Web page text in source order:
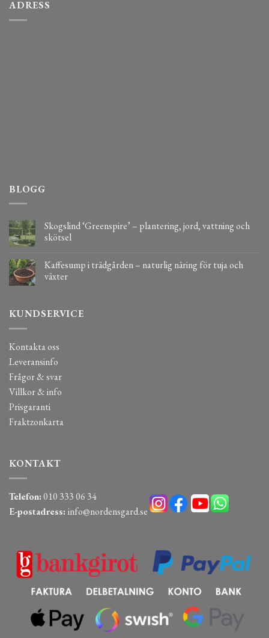
ADRESS
BLOGG
Skogslind ‘Greenspire’ – plantering, jord, vattning och
skötsel
Kaffesump i trädgården – naturlig näring för tuja och
växter
KUNDSERVICE
Kontakta oss
Leveransinfo
Frågor & svar
Villkor & info
Prisgaranti
Fraktzonkarta
KONTAKT
Telefon:010 333 06 34
E-postadress: info@nordensgard.se